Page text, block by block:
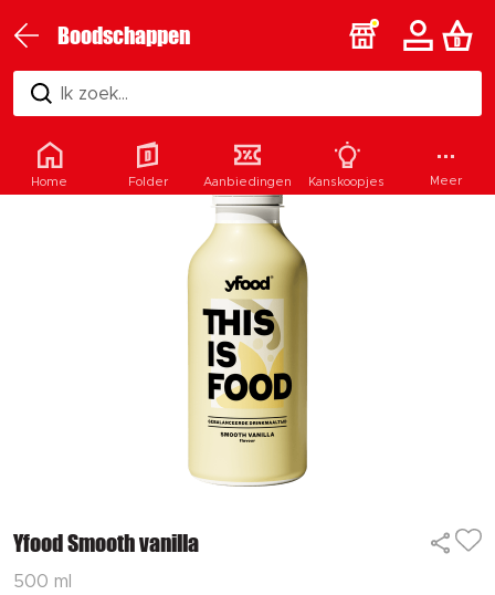
Boodschappen
Ik zoek...
Yfood Smooth vanilla
500 ml
Home Folder Aanbiedingen Kanskoopjes Meer